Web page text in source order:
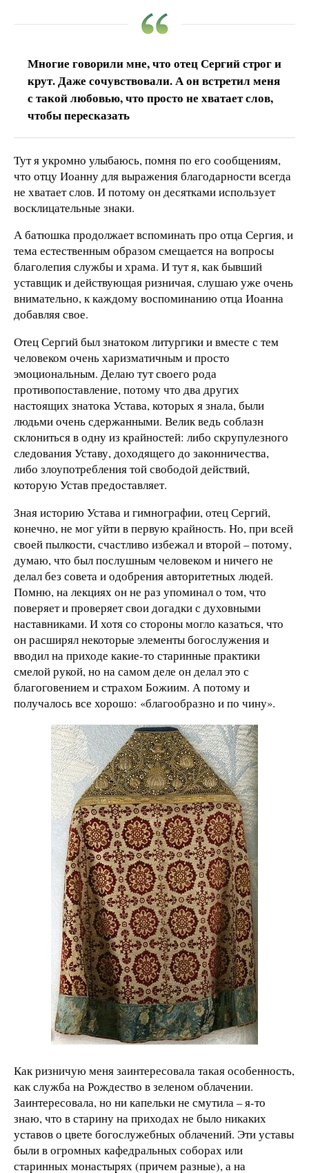
Многие говорили мне, что отец Сергий строг и
крут. Даже сочувствовали. А он встретил меня
с такой любовью, что просто не хватает слов,
чтобы пересказать
Тут я укромно улыбаюсь, помня по его сообщениям,
что отцу Иоанну для выражения благодарности всегда
не хватает слов. И потому он десятками использует
восклицательные знаки.
А батюшка продолжает вспоминать про отца Сергия, и
тема естественным образом смещается на вопросы
благолепия службы и храма. И тут я, как бывший
уставщик и действующая ризничая, слушаю уже очень
внимательно, к каждому воспоминанию отца Иоанна
добавляя свое.
Отец Сергий был знатоком литургики и вместе с тем
человеком очень харизматичным и просто
эмоциональным. Делаю тут своего рода
противопоставление, потому что два других
настоящих знатока Устава, которых я знала, были
людьми очень сдержанными. Велик ведь соблазн
склониться в одну из крайностей: либо скрупулезного
следования Уставу, доходящего до законничества,
либо злоупотребления той свободой действий,
которую Устав предоставляет.
Зная историю Устава и гимнографии, отец Сергий,
конечно, не мог уйти в первую крайность. Но, при всей
своей пылкости, счастливо избежал и второй – потому,
думаю, что был послушным человеком и ничего не
делал без совета и одобрения авторитетных людей.
Помню, на лекциях он не раз упоминал о том, что
поверяет и проверяет свои догадки с духовными
наставниками. И хотя со стороны могло казаться, что
он расширял некоторые элементы богослужения и
вводил на приходе какие-то старинные практики
смелой рукой, но на самом деле он делал это с
благоговением и страхом Божиим. А потому и
получалось все хорошо: «благообразно и по чину».
Как ризничую меня заинтересовала такая особенность,
как служба на Рождество в зеленом облачении.
Заинтересовала, но ни капельки не смутила – я-то
знаю, что в старину на приходах не было никаких
уставов о цвете богослужебных облачений. Эти уставы
были в огромных кафедральных соборах или
старинных монастырях (причем разные), а на